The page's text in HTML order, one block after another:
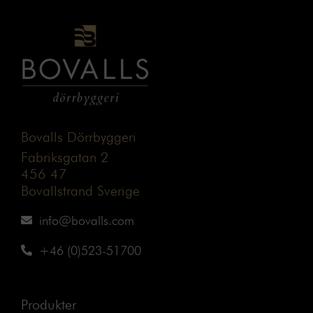
Bovalls Dörrbyggeri
Fabriksgatan 2
456 47
Bovallstrand Sverige
info@bovalls.com
+46 (0)523-51700
Produkter